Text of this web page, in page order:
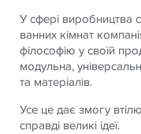
У сфері виробництва
ванних кімнат
філософію у своїй
модульна,
та матеріалів.
Усе це дає змогу
справді великі ідеї.